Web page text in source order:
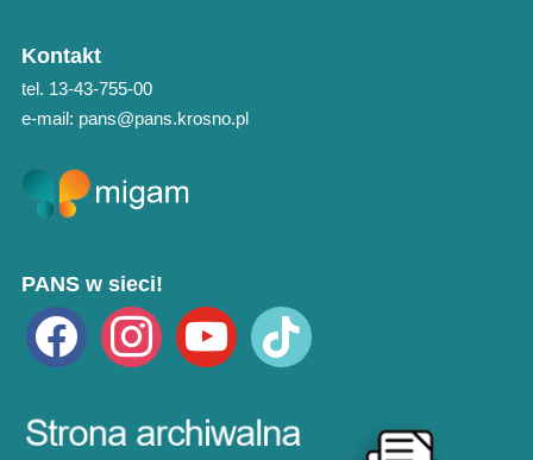
Kontakt
tel. 13-43-755-00
e-mail: pans@pans.krosno.pl
PANS w sieci!
facebook instagram youtube tiktok